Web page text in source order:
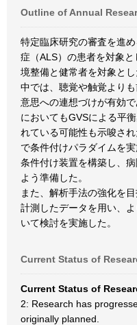
Outline of Annual
特定臨床研究の審査を進
症（ALS）の患者を対象
境整備と健常者を対象と
中では、聴覚や触覚より
意思への連想づけが有効
においてもGVSによる平
れている可能性も示唆さ
で条件付けパラダイムを
条件付け装置を構築し、
よう準備した。
また、解析手法の強化を
計測したデータを用い、
いて検討を実施した。
Current Status of
Current Status of
2: Research has
originally planned.